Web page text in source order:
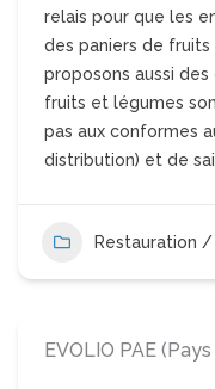
relais pour que les
des paniers de fruits
proposons aussi
fruits et légumes
pas aux conformes
distribution) et de
Restauration
EVOLIO PAE